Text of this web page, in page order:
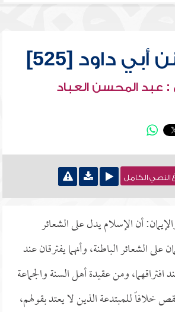
داود [525]
عبد المحسن العباد
النصي الكامل
أن الإسلام يدل على الشعائر
على الشعائر الباطنة، وأنهما يفترقان عند
افتراقهما، ومن عقيدة أهل السنة والجماعة
خلافاً للمبتدعة الذين لا يعتد بقولهم،